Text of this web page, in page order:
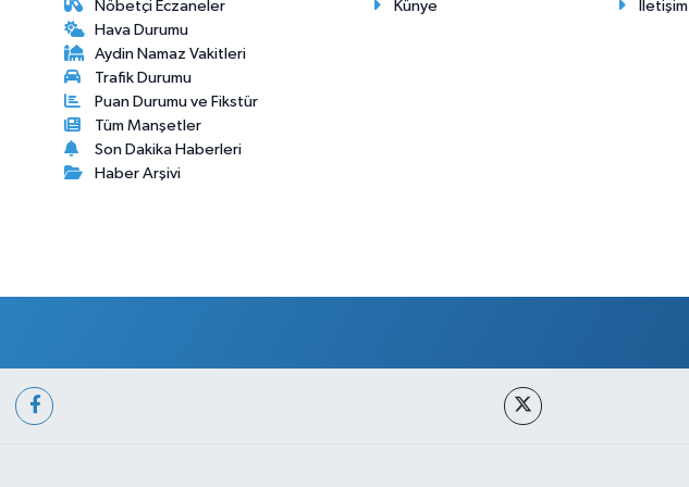
Nöbetçi Eczaneler
Hava Durumu
Aydin Namaz Vakitleri
Trafik Durumu
Puan Durumu ve Fikstür
Tüm Manşetler
Son Dakika Haberleri
Haber Arşivi
Künye İletişim